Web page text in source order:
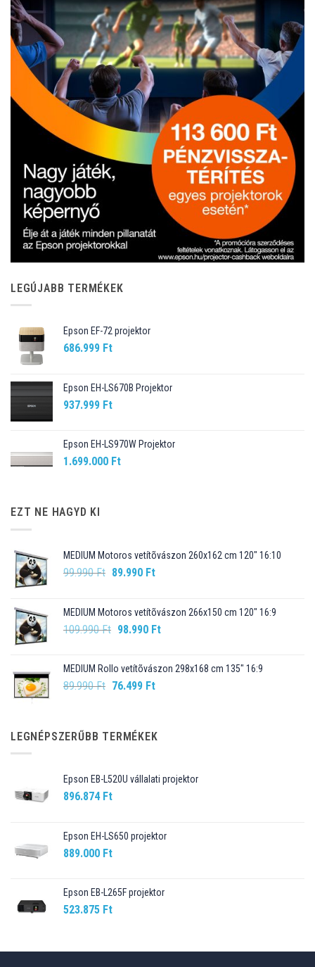
változatok
a
termékoldalon
választhatók
változatok
a
termékoldalon
választhatók
ki
LEGÚJABB TERMÉKEK
Epson EF-72 projektor
686.999 Ft
Epson EH-LS670B Projektor
937.999 Ft
Epson EH-LS970W Projektor
1.699.000 Ft
EZT NE HAGYD KI
MEDIUM Motoros vetítõvászon 260x162 cm 120" 16:10
99.990Ft Original
99.990 Ft.
89.990 FtCurrent
89.990 Ft.
MEDIUM Motoros vetítõvászon 266x150 cm 120" 16:9
109.990Ft Original
109.990 Ft.
98.990 FtCurrent
98.990 Ft.
MEDIUM Rollo vetítõvászon 298x168 cm 135" 16:9
89.990Ft Original
89.990 Ft.
76.499 FtCurrent
76.499 Ft.
LEGNÉPSZERŰBB TERMÉKEK
Epson EB-L520U vállalati projektor
896.874 Ft
Epson EH-LS650 projektor
889.000 Ft
Epson EB-L265F projektor
523.875 Ft